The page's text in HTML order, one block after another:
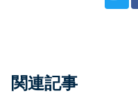
関連記事